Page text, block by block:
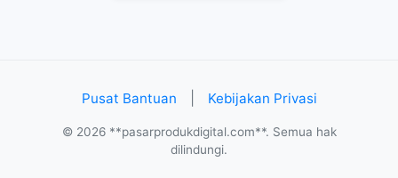
Pusat Bantuan Kebijakan Privasi
© 2026 **pasarprodukdigital.com**. Semua hak
dilindungi.